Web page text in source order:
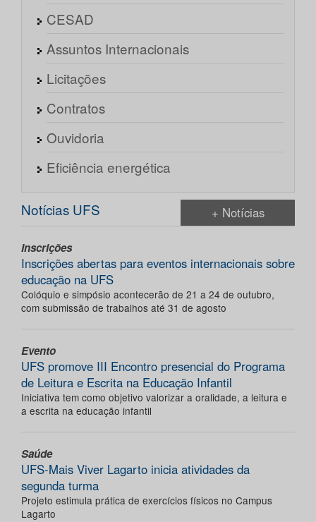
CESAD
Assuntos Internacionais
Licitações
Contratos
Ouvidoria
Eficiência energética
Notícias UFS + Notícias
Inscrições
Inscrições abertas para eventos internacionais sobre
educação na UFS
Colóquio e simpósio acontecerão de 21 a 24 de outubro,
com submissão de trabalhos até 31 de agosto
Evento
UFS promove III Encontro presencial do Programa
de Leitura e Escrita na Educação Infantil
Iniciativa tem como objetivo valorizar a oralidade, a leitura e
a escrita na educação infantil
Saúde
UFS-Mais Viver Lagarto inicia atividades da
segunda turma
Projeto estimula prática de exercícios físicos no Campus
Lagarto